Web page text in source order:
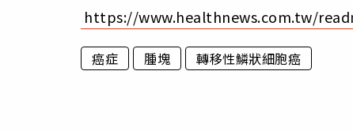
https://www.healthnews.com.tw/
癌症 腫塊 轉移性鱗狀細胞癌